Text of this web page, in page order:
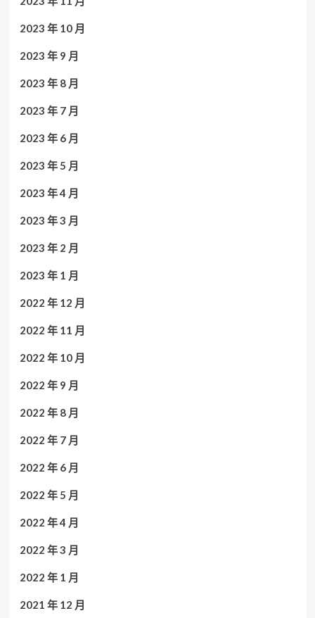
2023 年 10 月
2023 年 9 月
2023 年 8 月
2023 年 7 月
2023 年 6 月
2023 年 5 月
2023 年 4 月
2023 年 3 月
2023 年 2 月
2023 年 1 月
2022 年 12 月
2022 年 11 月
2022 年 10 月
2022 年 9 月
2022 年 8 月
2022 年 7 月
2022 年 6 月
2022 年 5 月
2022 年 4 月
2022 年 3 月
2022 年 1 月
2021 年 12 月